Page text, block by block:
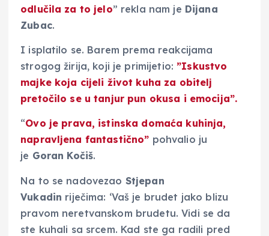
odlučila za to jelo” rekla nam je Dijana
Zubac.
I isplatilo se. Barem prema reakcijama
strogog žirija, koji je primijetio:”Iskustvo
majke koja cijeli život kuha za obitelj
pretočilo se u tanjur pun okusa i emocija”.
“Ovo je prava, istinska domaća kuhinja,
napravljena fantastično” pohvalio ju
je Goran Kočiš.
Na to se nadovezao Stjepan
Vukadin riječima: ‘Vaš je brudet jako blizu
pravom neretvanskom brudetu. Vidi se da
ste kuhali sa srcem. Kad ste ga radili pred